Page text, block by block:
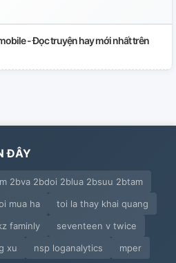
- Đọc truyện hay mới nhất trên
ĐÂY
2bva 2bdoi 2blua 2bsuu 2btam
mua ha
toi la thay khai quang
faminly
seventeen v twice
xu
nsp loganalytics mper